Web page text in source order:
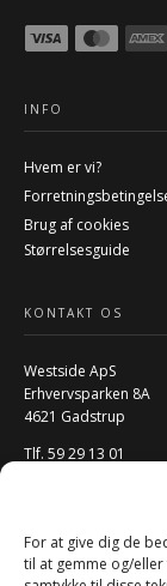
For at give dig de
til at gemme og/
INFO
Hvem er vi?
Brug af cookies
Størrelsesguide
KONTAKT OS
Westside ApS
Erhvervsparken 8A
4621 Gadstrup
Tlf. 59 29 13 01